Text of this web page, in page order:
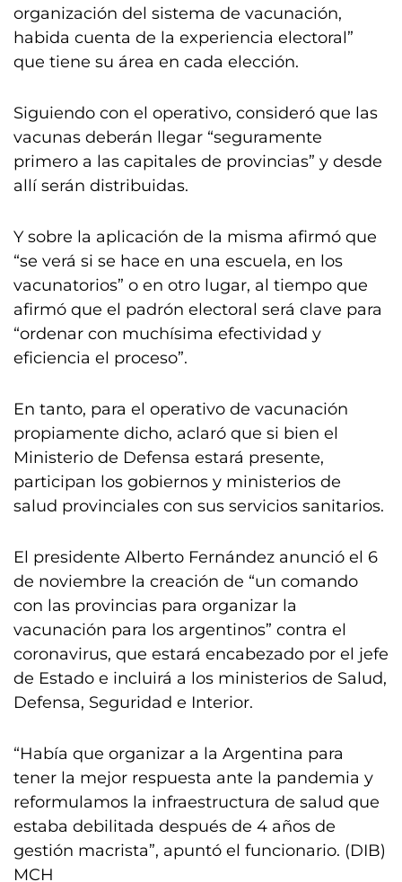
organización del sistema de vacunación,
habida cuenta de la experiencia electoral”
que tiene su área en cada elección.
Siguiendo con el operativo, consideró que las
vacunas deberán llegar “seguramente
primero a las capitales de provincias” y desde
allí serán distribuidas.
Y sobre la aplicación de la misma afirmó que
“se verá si se hace en una escuela, en los
vacunatorios” o en otro lugar, al tiempo que
afirmó que el padrón electoral será clave para
“ordenar con muchísima efectividad y
eficiencia el proceso”.
En tanto, para el operativo de vacunación
propiamente dicho, aclaró que si bien el
Ministerio de Defensa estará presente,
participan los gobiernos y ministerios de
salud provinciales con sus servicios sanitarios.
El presidente Alberto Fernández anunció el 6
de noviembre la creación de “un comando
con las provincias para organizar la
vacunación para los argentinos” contra el
coronavirus, que estará encabezado por el jefe
de Estado e incluirá a los ministerios de Salud,
Defensa, Seguridad e Interior.
“Había que organizar a la Argentina para
tener la mejor respuesta ante la pandemia y
reformulamos la infraestructura de salud que
estaba debilitada después de 4 años de
gestión macrista”, apuntó el funcionario. (DIB)
MCH